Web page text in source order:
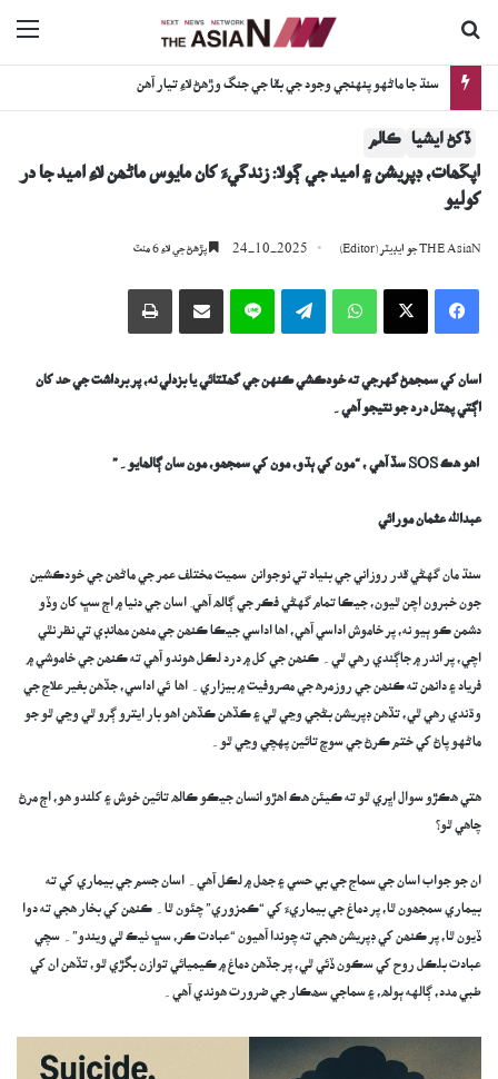
سنڌ جا ماڻهو پنهنجي وجود جي بقا جي جنگ وڙهڻ لاءِ تيار آهن
ڏکڻ ايشيا ڪالم
آپگھات، ڊپريشن ۽ اميد جي ڳولا: زندگيءَ کان مايوس ماڻھن لاءِ اُميد جا در
کوليو
THE AsiaN جو ايڊيٽر (Editor) 24-10-2025 پڙھڻ جي لاءِ 6 منٽ
Facebook
X
WhatsApp
Telegram
Line اي ميل وسيلي ونڊيو پرنٽ
اسان کي سمجھڻ گهرجي ته خودڪشي ڪنهن جي گھٽتائي يا بزدلي نه، پر برداشت جي حد کان
اڳتي پھتل درد جو نتيجو آهي۔
اهو هڪSOS سڏ آهي ، “مون کي ٻڌو، مون کي سمجھو، مون سان ڳالھايو۔”
عبدالله عثمان مورائي
سنڌ مان گهڻي قدر روزاني جي بنياد تي نوجوانن سميت مختلف عمر جي ماڻھن جي خودڪشين
جون خبرون اچن ٿيون، جيڪا تمام گهڻي فڪر جي ڳالھ آهي. اسان جي دنيا ۾ اڄ سڀ کان وڏو
دشمن ڪو ٻيو نه، پر خاموش اداسي آهي، اها اداسي جيڪا ڪنھن جي منھن مھانڊي تي نظر نٿي
اچي، پر اندر ۾ جاڳندي رهي ٿي۔ ڪنھن جي کل ۾ درد لڪل هوندو آهي ته ڪنھن جي خاموشي ۾
فرياد ۽ دانھن ته ڪنھن جي روزمره جي مصروفيت ۾ بيزاري۔ اها ئي اداسي، جڏهن بغير علاج جي
وڌندي رهي ٿي، تڏهن ڊپريشن بڻجي وڃي ٿي ۽ ڪڏهن ڪڏهن اهو بار ايترو ڳرو ٿي وڃي ٿو جو
ماڻهو پاڻ کي ختم ڪرڻ جي سوچ تائين پهچي وڃي ٿو۔
هتي هڪڙو سوال اڀري ٿو ته ڪيئن هڪ اهڙو انسان جيڪو ڪالھ تائين خوش ۽ کلندو هو، اڄ مرڻ
چاهي ٿو؟
ان جو جواب اسان جي سماج جي بي حسي ۽ جھل ۾ لڪل آهي۔ اسان جسم جي بيماري کي ته
بيماري سمجھون ٿا، پر دماغ جي بيماريءَ کي “ڪمزوري” چئون ٿا۔ ڪنھن کي بخار هجي ته دوا
ڏيون ٿا، پر ڪنھن کي ڊپريشن هجي ته چوندا آهيون “عبادت ڪر، سڀ ٺيڪ ٿي ويندو”۔ سچي
عبادت بلڪل روح کي سڪون ڏئي ٿي، پر جڏهن دماغ ۾ ڪيميائي توازن بگڙي ٿو، تڏهن ان کي
طبي مدد، ڳالهه ٻولھ، ۽ سماجي سھڪار جي ضرورت هوندي آهي۔